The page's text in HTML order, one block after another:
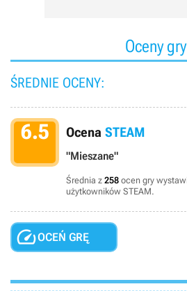
Oceny gry
ŚREDNIE OCENY:
6.5 Ocena STEAM
"Mieszane"
Średnia z 258 ocen gry
użytkowników STEAM.
OCEŃ GRĘ